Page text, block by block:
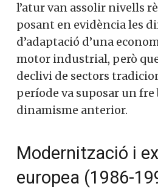
l’atur van assolir nivells
posant en evidència les
d’adaptació d’una
motor industrial, però
declivi de sectors
període va suposar un fre
dinamisme anterior.
Modernització i
europea (1986-